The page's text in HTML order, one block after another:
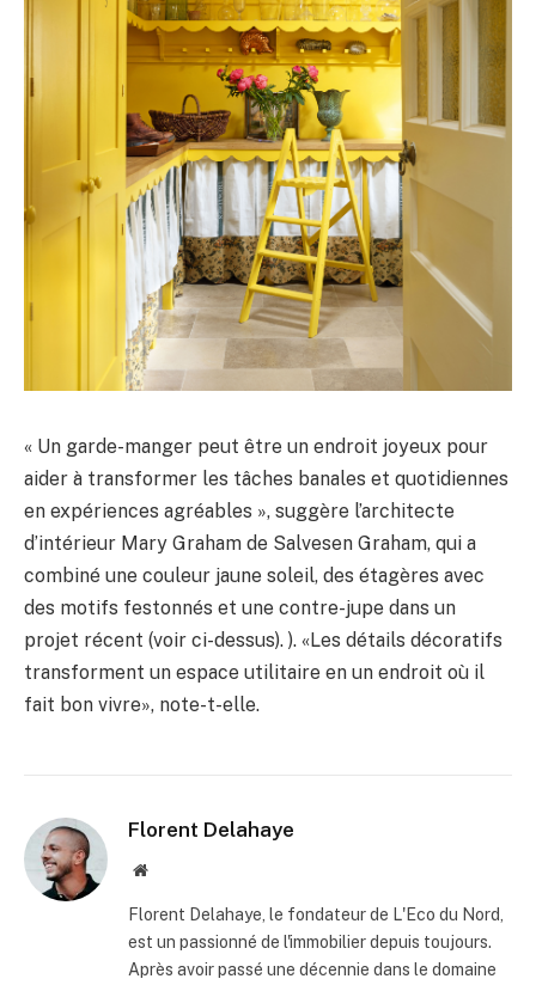
« Un garde-manger peut être un endroit joyeux pour
aider à transformer les tâches banales et quotidiennes
en expériences agréables », suggère l’architecte
d’intérieur Mary Graham de Salvesen Graham, qui a
combiné une couleur jaune soleil, des étagères avec
des motifs festonnés et une contre-jupe dans un
projet récent (voir ci-dessus). ). «Les détails décoratifs
transforment un espace utilitaire en un endroit où il
fait bon vivre», note-t-elle.
Florent Delahaye
Site
Florent Delahaye, le fondateur de L'Eco du Nord,
est un passionné de l'immobilier depuis toujours.
Après avoir passé une décennie dans le domaine